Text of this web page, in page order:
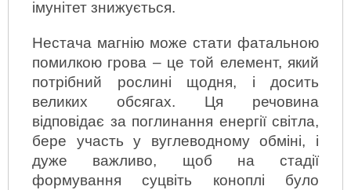
імунітет знижується.
Нестача магнію може стати фатальною
помилкою грова – це той елемент, який
потрібний рослині щодня, і досить
великих обсягах. Ця речовина
відповідає за поглинання енергії світла,
бере участь у вуглеводному обміні, і
дуже важливо, щоб на стадії
формування суцвіть коноплі було